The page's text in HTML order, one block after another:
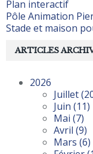
Plan interactif
Pôle Animation
Stade et maison
ARTICLES
2026
Juillet
Juin (11)
Mai (7)
Avril (9)
Mars (6)